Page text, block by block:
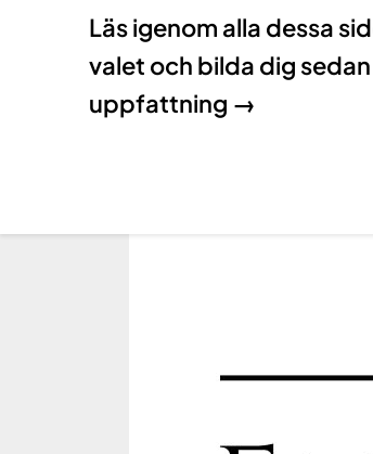
Läs igenom alla dessa
valet och bilda dig
uppfattning →